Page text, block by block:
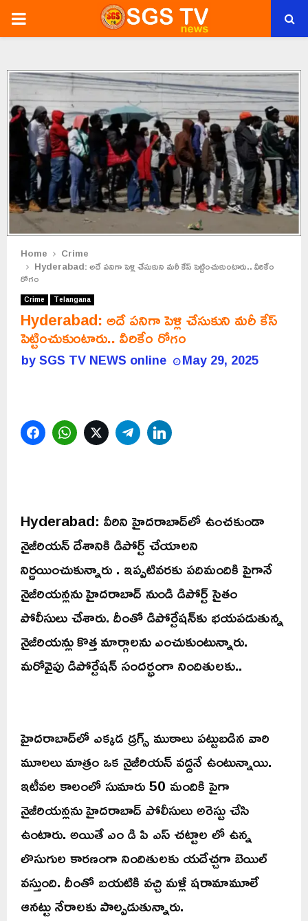
PRIMARY
Home Crime
Hyderabad: అదే పనిగా పెళ్లి చేసుకుని మరీ కేస్ పెట్టించుకుంటారు.. వీరికేం
రోగం
Crime Telangana
Hyderabad: అదే పనిగా పెళ్లి చేసుకుని మరీ కేస్
పెట్టించుకుంటారు.. వీరికేం రోగం
bySGS TV NEWS online May 29, 2025
FacebookWhatsAppTwitterTelegram
Hyderabad: వీరిని హైదరాబాద్‌లో ఉంచకుండా
నైజీరియన్ దేశానికి డిపోర్ట్ చేయాలని
నిర్ణయించుకున్నారు . ఇప్పటివరకు పదిమందికి పైగానే
నైజీరియన్లను హైదరాబాద్ నుండి డిపోర్ట్ సైతం
పోలీసులు చేశారు. దీంతో డిపోర్టేషన్‌కు భయపడుతున్న
నైజీరియన్లు కొత్త మార్గాలను ఎంచుకుంటున్నారు.
మరోవైపు డిపోర్టేషన్ సందర్భంగా నిందితులకు..
హైదరాబాద్‌లో ఎక్కడ డ్రగ్స్ ముఠాలు పట్టుబడిన వారి
మూలలు మాత్రం ఒక నైజీరియన్ వద్దనే ఉంటున్నాయి.
ఇటీవల కాలంలో సుమారు 50 మందికి పైగా
నైజీరియన్లను హైదరాబాద్ పోలీసులు అరెస్టు చేసి
ఉంటారు. అయితే ఎం డి పి ఎస్ చట్టాల లో ఉన్న
లొసుగుల కారణంగా నిందితులకు యదేచ్చగా బెయిల్
వస్తుంది. దీంతో బయటికి వచ్చి మళ్లీ షరామామూలే
ఆనట్టు నేరాలకు పాల్పడుతున్నారు.